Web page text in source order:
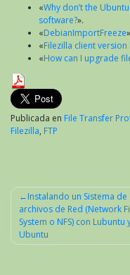
«Why don’t the
software?».
«DebianImportFreeze
«Filezilla client
«How can I upgrade
Publicada en File Transfer
Filezilla, FTP
Navegación
de
Instalando un Sistema de
archivos de Red (Network
System o NFS) con Lubuntu
Ubuntu